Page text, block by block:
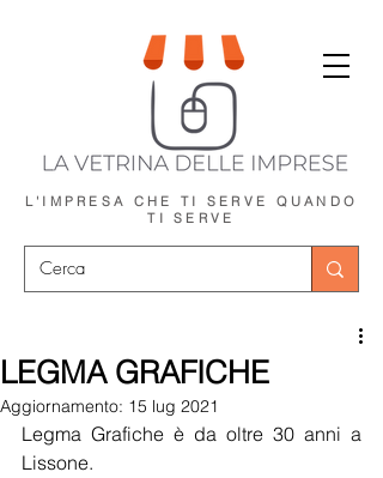
L'IMPRESA CHE TI SERVE QUANDO
TI SERVE
LEGMA GRAFICHE
Aggiornamento: 15 lug 2021
Legma Grafiche è da oltre 30 anni a
Lissone.